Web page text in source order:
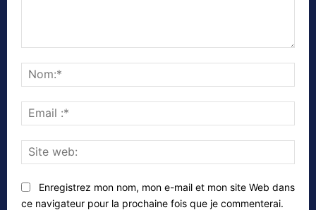
:*
web:
Enregistrez mon nom, mon e-mail et mon site Web dans
ce navigateur pour la prochaine fois que je commenterai.